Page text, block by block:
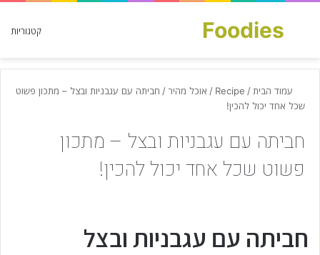
קטגוריות Foodies
חפש עבור
עמוד הבית /
Recipe
/ אוכל מהיר/ חביתה עם עגבניות ובצל – מתכון פשוט
שכל אחד יכול להכין!
חביתה עם עגבניות ובצל – מתכון
פשוט שכל אחד יכול להכין!
חביתה עם עגבניות ובצל